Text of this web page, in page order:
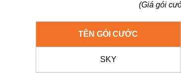
(Giá gói
TÊN GÓI CƯỚC
SKY